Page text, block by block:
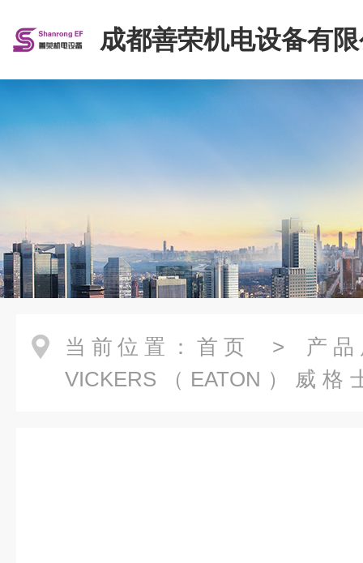
成都善荣机电设备有
当前位置： 首页 > 产
VICKERS（EATON）威格